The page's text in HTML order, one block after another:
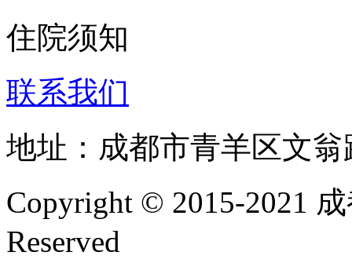
住院须知
联系我们
地址：成都市青羊区文
Copyright © 2015-2021
Reserved